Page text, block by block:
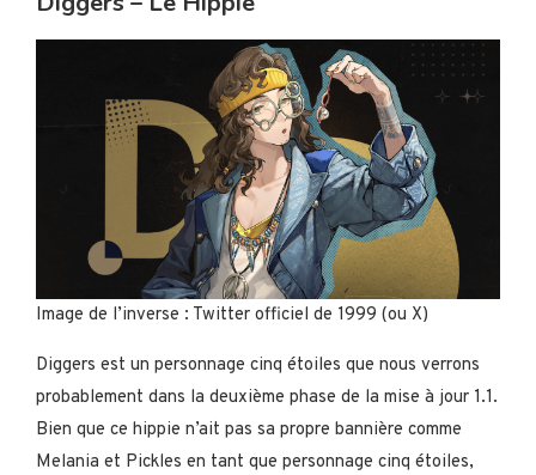
Image de l’inverse : Twitter officiel de 1999 (ou X)
Diggers est un personnage cinq étoiles que nous verrons
probablement dans la deuxième phase de la mise à jour 1.1.
Bien que ce hippie n’ait pas sa propre bannière comme
Melania et Pickles en tant que personnage cinq étoiles,